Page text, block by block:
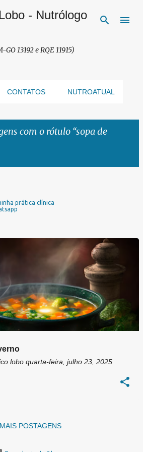
para o conteúdo principal
- Nutrólogo
13192 e RQE 11915)
CONTATOS NUTROATUAL
com o rótulo sopa de
prática clínica
lobo quarta-feira, julho 23, 2025
MAIS POSTAGENS